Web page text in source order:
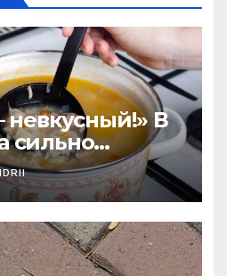
невкусный!» В
сильно
за
о её